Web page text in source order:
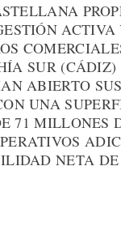
ACTIVA
SUR (CÁDIZ)
ABIERTO
UNA
71 MILLONES
NETA